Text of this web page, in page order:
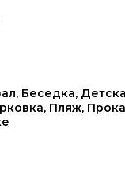
, Беседка,
, Пляж,